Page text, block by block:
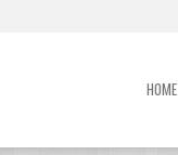
HOME